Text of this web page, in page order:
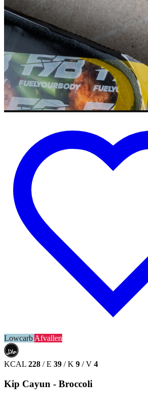
LowcarbAfvallen
حلال
HALAL
KCAL 228 / E 39 / K 9 / V 4
Kip Cayun - Broccoli